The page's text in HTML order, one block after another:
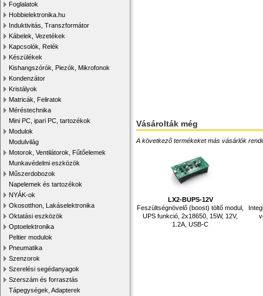
Foglalatok
Hobbielektronika.hu
Induktivitás, Transzformátor
Kábelek, Vezetékek
Kapcsolók, Relék
Készülékek
Kishangszórók, Piezók, Mikrofonok
Kondenzátor
Kristályok
Matricák, Feliratok
Méréstechnika
Mini PC, ipari PC, tartozékok
Modulok
Modulvilág
Motorok, Ventilátorok, Fűtőelemek
Munkavédelmi eszközök
Műszerdobozok
Napelemek és tartozékok
NYÁK-ok
Okosotthon, Lakáselektronika
Oktatási eszközök
Optoelektronika
Peltier modulok
Pneumatika
Szenzorok
Szerelési segédanyagok
Szerszám és forrasztás
Tápegységek, Adapterek
Vásárolták még
A következő termékeket más vásárlók
LX2-BUPS-12V
Feszültségnövelő (boost) töltő modul,
UPS funkció, 2x18650, 15W, 12V,
1.2A, USB-C